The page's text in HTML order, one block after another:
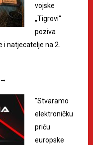
vojske
„Tigrovi“
poziva
natjecatelje na 2.
→
"Stvaramo
elektroničku
priču
europske